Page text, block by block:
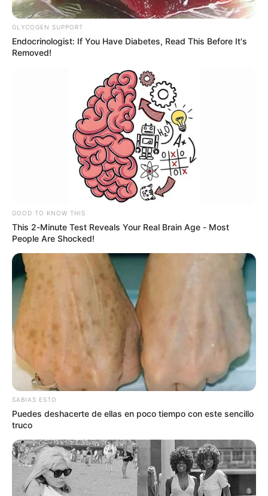
PROTESTAS EN CARTAGENA
Trabajadores del ICBF Cartagena
anuncian plantón en Torices este
martes 5 y miércoles 6 de mayo de
ASONADA
Lo que se sabe de la
Club Karibana de
NOTICIAS BOLÍVAR
Protesta de trabajadores
Cartagena retrasa
operaciones: esta es la
BOLÍVAR
Cartageneras saldrán a
violencia de género
NOTICIAS CARTAGENA
GLYCOGEN SUPPORT
Endocrinologist: If You Have Diabetes, Read This Before It's
Removed!
GOOD TO KNOW THIS
This 2-Minute Test Reveals Your Real Brain Age - Most
People Are Shocked!
SABIAS ESTO
Puedes deshacerte de ellas en poco tiempo con este sencillo
truco